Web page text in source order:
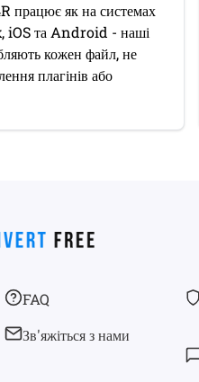
працює як на системах
та Android - наші
кожен файл, не
плагінів або
FAQ
Зв'яжіться з нами